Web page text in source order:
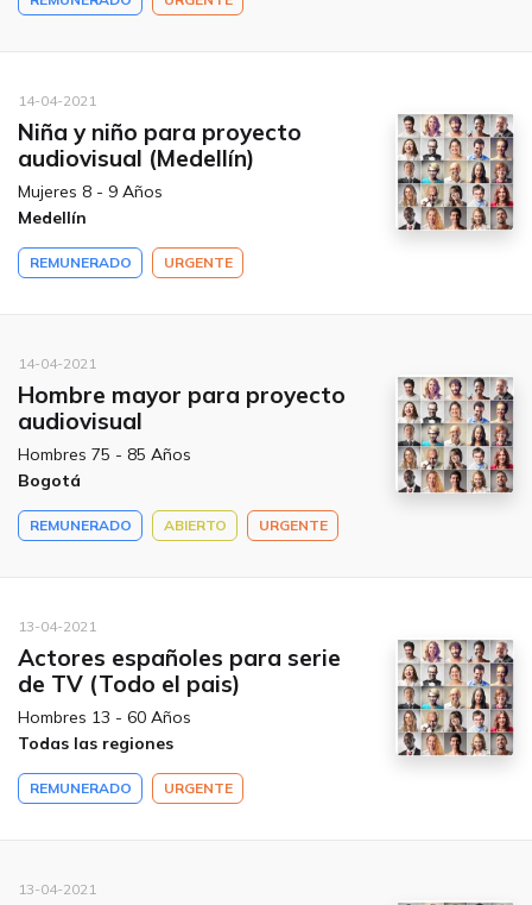
14-04-2021
Niña y niño para proyecto
audiovisual (Medellín)
Mujeres 8 - 9 Años
Medellín
REMUNERADO URGENTE
14-04-2021
Hombre mayor para proyecto
audiovisual
Hombres 75 - 85 Años
Bogotá
REMUNERADO ABIERTO URGENTE
13-04-2021
Actores españoles para serie
de TV (Todo el pais)
Hombres 13 - 60 Años
Todas las regiones
REMUNERADO URGENTE
13-04-2021